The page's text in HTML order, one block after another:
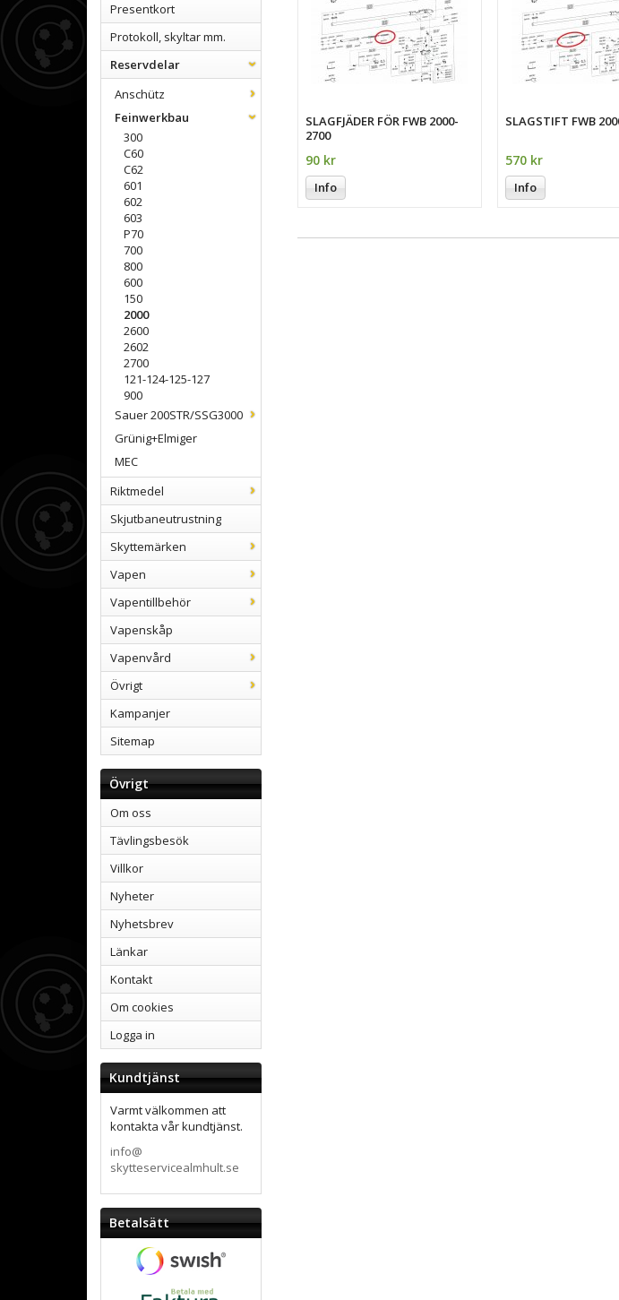
Presentkort
Protokoll, skyltar mm.
Reservdelar
Anschütz
Feinwerkbau
300
C60
C62
601
602
603
P70
700
800
600
150
2000
2600
2602
2700
121-124-125-127
900
Sauer 200STR/SSG3000
Grünig+Elmiger
MEC
Riktmedel
Skjutbaneutrustning
Skyttemärken
Vapen
Vapentillbehör
Vapenskåp
Vapenvård
Övrigt
Kampanjer
Sitemap
Övrigt
Om oss
Tävlingsbesök
Villkor
Nyheter
Nyhetsbrev
Länkar
Kontakt
Om cookies
Logga in
Kundtjänst
Varmt välkommen att
kontakta vår kundtjänst.
info@
skytteservicealmhult.se
Betalsätt
SLAGFJÄDER FÖR FWB 2000-
2700
90 kr
Info
SLAGSTIFT FWB
570 kr
Info